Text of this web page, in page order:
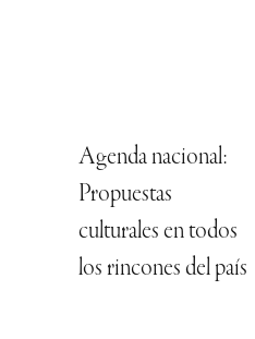
Agenda nacional:
Propuestas
culturales en todos
los rincones del país